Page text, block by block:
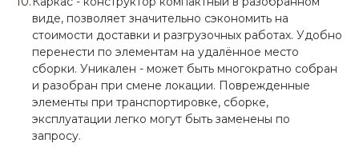
виде, позволяет значительно сэкономить на
стоимости доставки и разгрузочных работах. Удобно
перенести по элементам на удалённое место
сборки. Уникален - может быть многократно собран
и разобран при смене локации. Поврежденные
элементы при транспортировке, сборке,
эксплуатации легко могут быть заменены по
запросу.